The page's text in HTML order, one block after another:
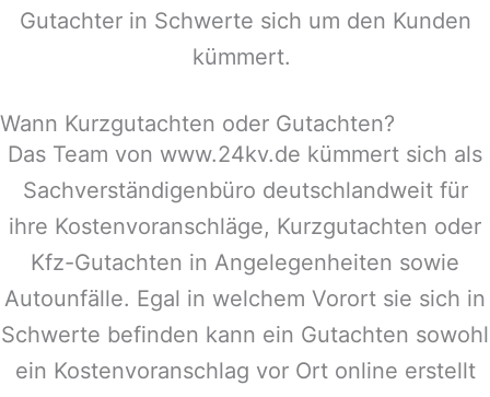
Gutachter in Schwerte sich um den Kunden
kümmert.
Wann Kurzgutachten oder Gutachten?
Das Team von www.24kv.de kümmert sich als
Sachverständigenbüro deutschlandweit für
ihre Kostenvoranschläge, Kurzgutachten oder
Kfz-Gutachten in Angelegenheiten sowie
Autounfälle. Egal in welchem Vorort sie sich in
Schwerte befinden kann ein Gutachten sowohl
ein Kostenvoranschlag vor Ort online erstellt